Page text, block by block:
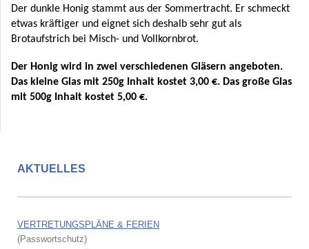
Der dunkle Honig stammt aus der Sommertracht. Er schmeckt
etwas kräftiger und eignet sich deshalb sehr gut als
Brotaufstrich bei Misch- und Vollkornbrot.
Der Honig wird in zwei verschiedenen Gläsern angeboten.
Das kleine Glas mit 250g Inhalt kostet 3,00 €. Das große Glas
mit 500g Inhalt kostet 5,00 €.
AKTUELLES
VERTRETUNGSPLÄNE & FERIEN
(Passwortschutz)